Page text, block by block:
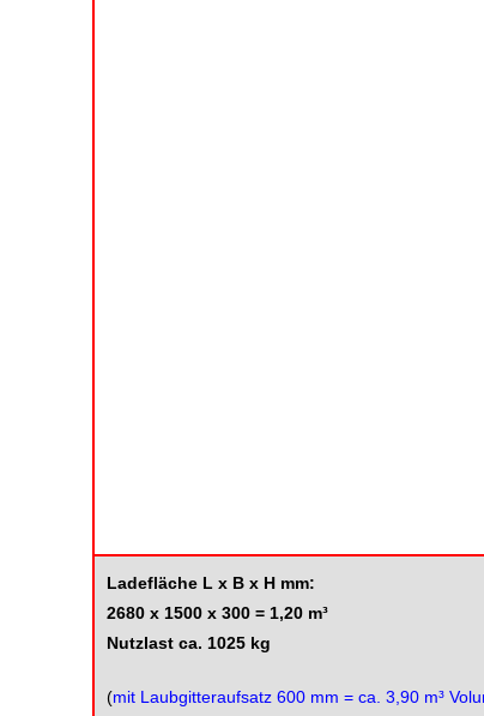
Ladefläche L x B x H mm:
2680 x 1500 x 300 = 1,20 m³
Nutzlast ca. 1025 kg
(mit Laubgitteraufsatz 600 mm = ca. 3,90 m³